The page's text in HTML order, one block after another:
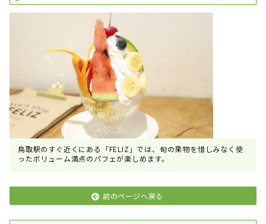
鳥取駅のすぐ近くにある「FELIZ」では、旬の果物を惜しみなく使
ったボリューム満点のパフェが楽しめます。
前のページへ戻る